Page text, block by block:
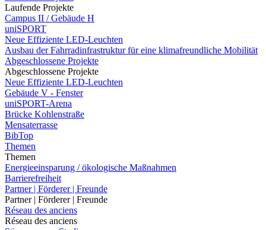
Laufende Projekte
Campus II / Gebäude H
uniSPORT
Neue Effiziente LED-Leuchten
Ausbau der Fahrradinfrastruktur für eine klimafreundliche Mobilität
Abgeschlossene Projekte
Abgeschlossene Projekte
Neue Effiziente LED-Leuchten
Gebäude V - Fenster
uniSPORT-Arena
Brücke Kohlenstraße
Mensaterrasse
BibTop
Themen
Themen
Energieeinsparung / ökologische Maßnahmen
Barrierefreiheit
Partner | Förderer | Freunde
Partner | Förderer | Freunde
Réseau des anciens
Réseau des anciens